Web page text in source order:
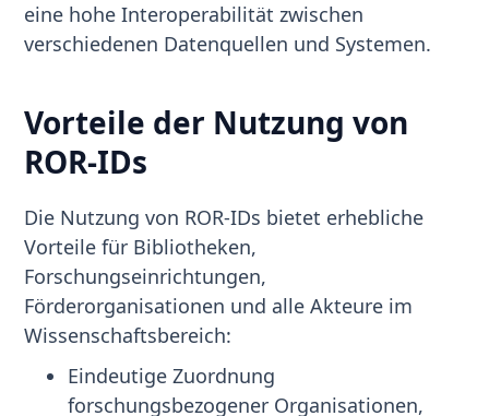
eine hohe Interoperabilität zwischen
verschiedenen Datenquellen und Systemen.
Vorteile der Nutzung von
ROR-IDs
Die Nutzung von ROR-IDs bietet erhebliche
Vorteile für Bibliotheken,
Forschungseinrichtungen,
Förderorganisationen und alle Akteure im
Wissenschaftsbereich:
Eindeutige Zuordnung
forschungsbezogener Organisationen,